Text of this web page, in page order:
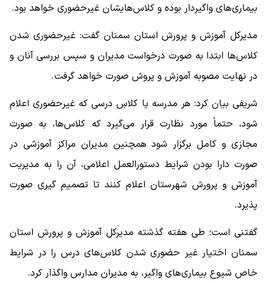
بیماری‌های واگیردار بوده و کلاس‌هایشان غیرحضوری خواهد بود.
مدیرکل آموزش و پرورش استان سمنان گفت: غیرحضوری شدن
کلاس‌ها ابتدا به صورت درخواست مدیران و سپس بررسی آنان و
در نهایت مصوبه آموزش و پروش صورت خواهد گرفت.
شریفی بیان کرد: هر مدرسه یا کلاسِ درسی که غیرحضوری اعلام
شود، حتماً مورد نظارت قرار می‌گیرد که کلاس‌ها، به صورت
مجازی و کامل برگزار شود همچنین مدیران مراکز آموزشی در
صورت دارا بودن شرایط دستورالعمل اعلامی، آن را به مدیریت
آموزش و پرورش شهرستان اعلام کنند تا تصمیم گیری صورت
پذیرد.
گفتنی است؛ طی هفته گذشته مدیرکل آموزش و پرورش استان
سمنان اختیار غیر حضوری شدن کلاس‌های درس را در شرایط
خاص شیوع بیماری‌های واگیر، به مدیران مدارس واگذار کرد.